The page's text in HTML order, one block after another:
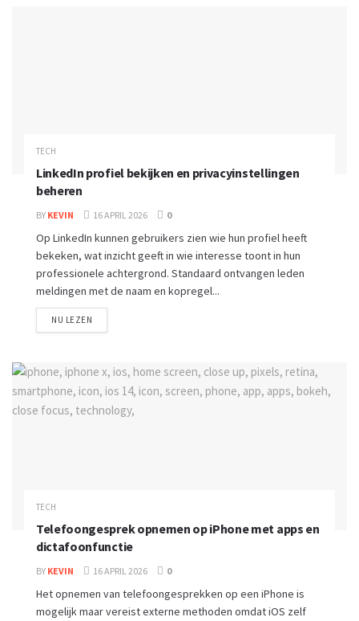
TECH
LinkedIn profiel bekijken en privacyinstellingen
beheren
BY KEVIN 16 APRIL 2026 0
Op LinkedIn kunnen gebruikers zien wie hun profiel heeft
bekeken, wat inzicht geeft in wie interesse toont in hun
professionele achtergrond. Standaard ontvangen leden
meldingen met de naam en kopregel...
NU LEZEN
TECH
Telefoongesprek opnemen op iPhone met apps en
dictafoonfunctie
BY KEVIN 16 APRIL 2026 0
Het opnemen van telefoongesprekken op een iPhone is
mogelijk maar vereist externe methoden omdat iOS zelf